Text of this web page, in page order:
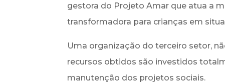
gestora do Projeto Amar que atua a
transformadora para crianças em
Uma organização do terceiro setor,
recursos obtidos são investidos
manutenção dos projetos sociais.